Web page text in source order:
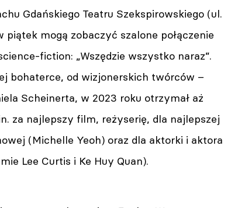
Gdańskiego Teatru Szekspirowskiego (ul.
piątek mogą zobaczyć szalone połączenie
fiction: „Wszędzie wszystko naraz”.
bohaterce, od wizjonerskich twórców –
Scheinerta, w 2023 roku otrzymał aż
za najlepszy film, reżyserię, dla najlepszej
(Michelle Yeoh) oraz dla aktorki i aktora
Lee Curtis i Ke Huy Quan).